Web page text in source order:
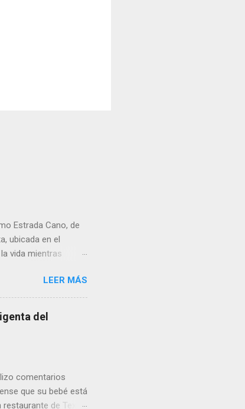
Estrada Cano, de
ubicada en el
vida mientras
del Club
LEER MÁS
del
comentarios
que su bebé está
de Texas